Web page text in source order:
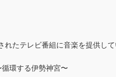
たテレビ番組に音楽を提供して
環する伊勢神宮〜